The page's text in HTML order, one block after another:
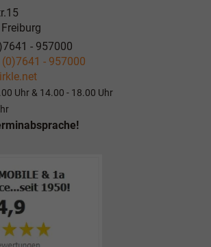
- 957000
- 957000
Uhr & 14.00 - 18.00 Uhr